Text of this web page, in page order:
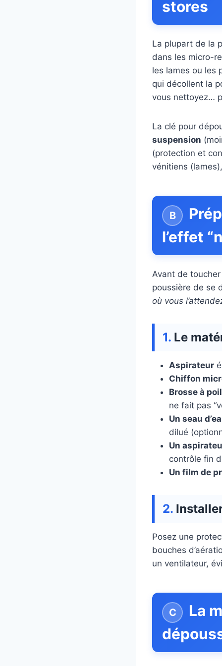
stores
La plupart de la
dans les micro-
les lames ou les
qui décollent la
vous nettoyez…
La clé pour
suspension
(protection et
vénitiens
l’effet
Avant de
poussière de se
où vous
Le
Aspirateur
Chiffon
Brosse à
ne fait pas
Un seau
dilué
Un
contrôle fin
Un film de
Posez une
bouches
un ventilateur,
La